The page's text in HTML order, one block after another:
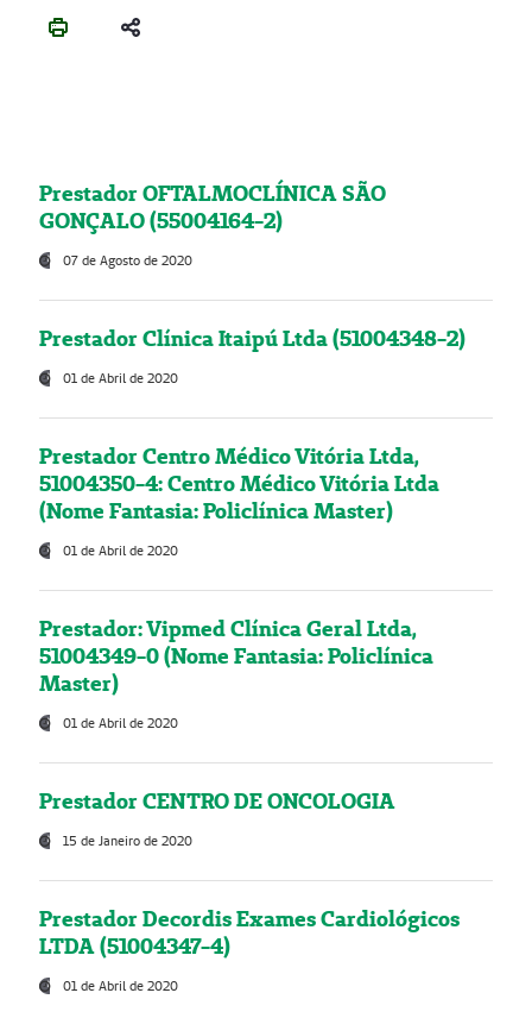
Prestador OFTALMOCLÍNICA SÃO
GONÇALO (55004164-2)
07 de Agosto de 2020
Prestador Clínica Itaipú Ltda (51004348-2)
01 de Abril de 2020
Prestador Centro Médico Vitória Ltda,
51004350-4: Centro Médico Vitória Ltda
(Nome Fantasia: Policlínica Master)
01 de Abril de 2020
Prestador: Vipmed Clínica Geral Ltda,
51004349-0 (Nome Fantasia: Policlínica
Master)
01 de Abril de 2020
Prestador CENTRO DE ONCOLOGIA
15 de Janeiro de 2020
Prestador Decordis Exames Cardiológicos
LTDA (51004347-4)
01 de Abril de 2020